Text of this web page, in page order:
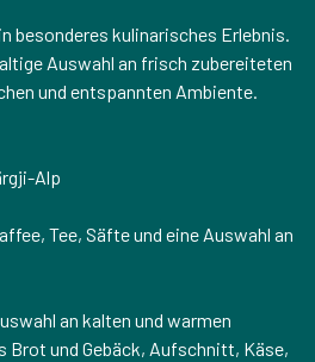
besonderes kulinarisches Erlebnis.
Auswahl an frisch zubereiteten
und entspannten Ambiente.
Alp
Tee, Säfte und eine Auswahl an
an kalten und warmen
Brot und Gebäck, Aufschnitt, Käse,